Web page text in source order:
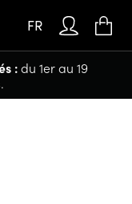
:du 1er au 19
FR